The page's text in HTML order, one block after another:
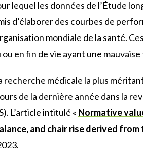
lequel les données de l’Étude
d’élaborer des courbes de
mondiale de la santé.
en fin de vie ayant une
recherche médicale la plus
de la dernière année dans la
L’article intitulé « Normative
and chair rise derived